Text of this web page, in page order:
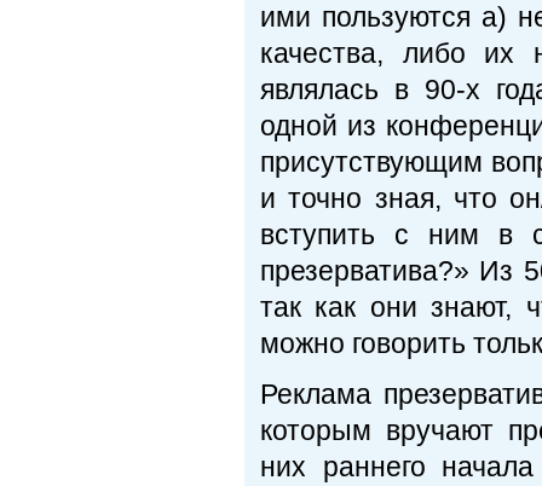
ими пользуются а)
качества, либо их
являлась в 90-х
одной из
присутствующим
и точно зная, что
вступить с ним в
презерватива?» Из
так как они знают,
можно говорить
Реклама
которым вручают
них раннего